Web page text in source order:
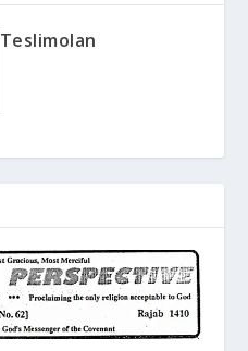
Teslimolan